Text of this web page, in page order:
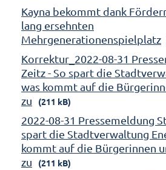
Kayna bekommt dank
lang ersehnten
Mehrgenerationenspielplatz
Korrektur_2022-08-31
Zeitz - So spart die
was kommt auf die
zu
(211 kB)
2022-08-31 Pressemeldung
spart die Stadtverwaltung
kommt auf die Bürgerinnen
zu
(211 kB)